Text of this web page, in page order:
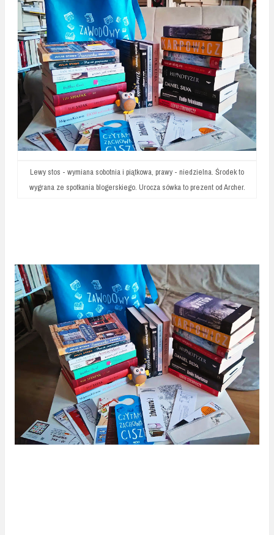
Lewy stos - wymiana sobotnia i piątkowa, prawy - niedzielna. Środek to
wygrana ze spotkania blogerskiego. Urocza sówka to prezent od Archer.